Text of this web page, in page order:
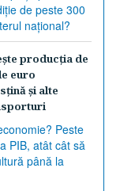
producţia de
euro
şi alte